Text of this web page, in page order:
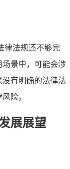
律法规还不够完
景中，可能会涉
有明确的法律法
险。
展展望